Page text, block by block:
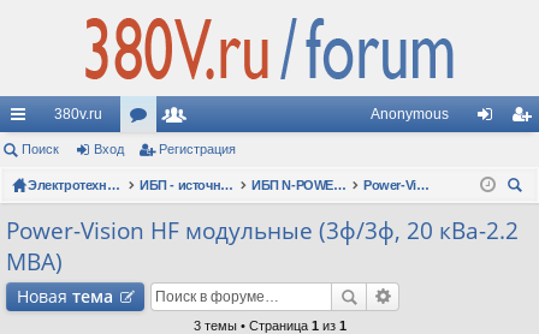
с
ы
лк
и
380v.ru
ор
ум
ол
ьз
ов
ел
Anonymous
д ис
тр
Поиск Вход Регистрация
Электротехнические форумы ИБП - источники бесперебойного питания ИБП N-POWER: новые модели (презентации, фотосессии, обзоры)
Power-Vision HF модульные (3ф/3ф, 20 кВа-2.2 МВА)
ск
Power-Vision HF модульные (3ф/3ф, 20 кВа-2.2
МВА)
Новая тема
3 темы • Страница 1 из 1